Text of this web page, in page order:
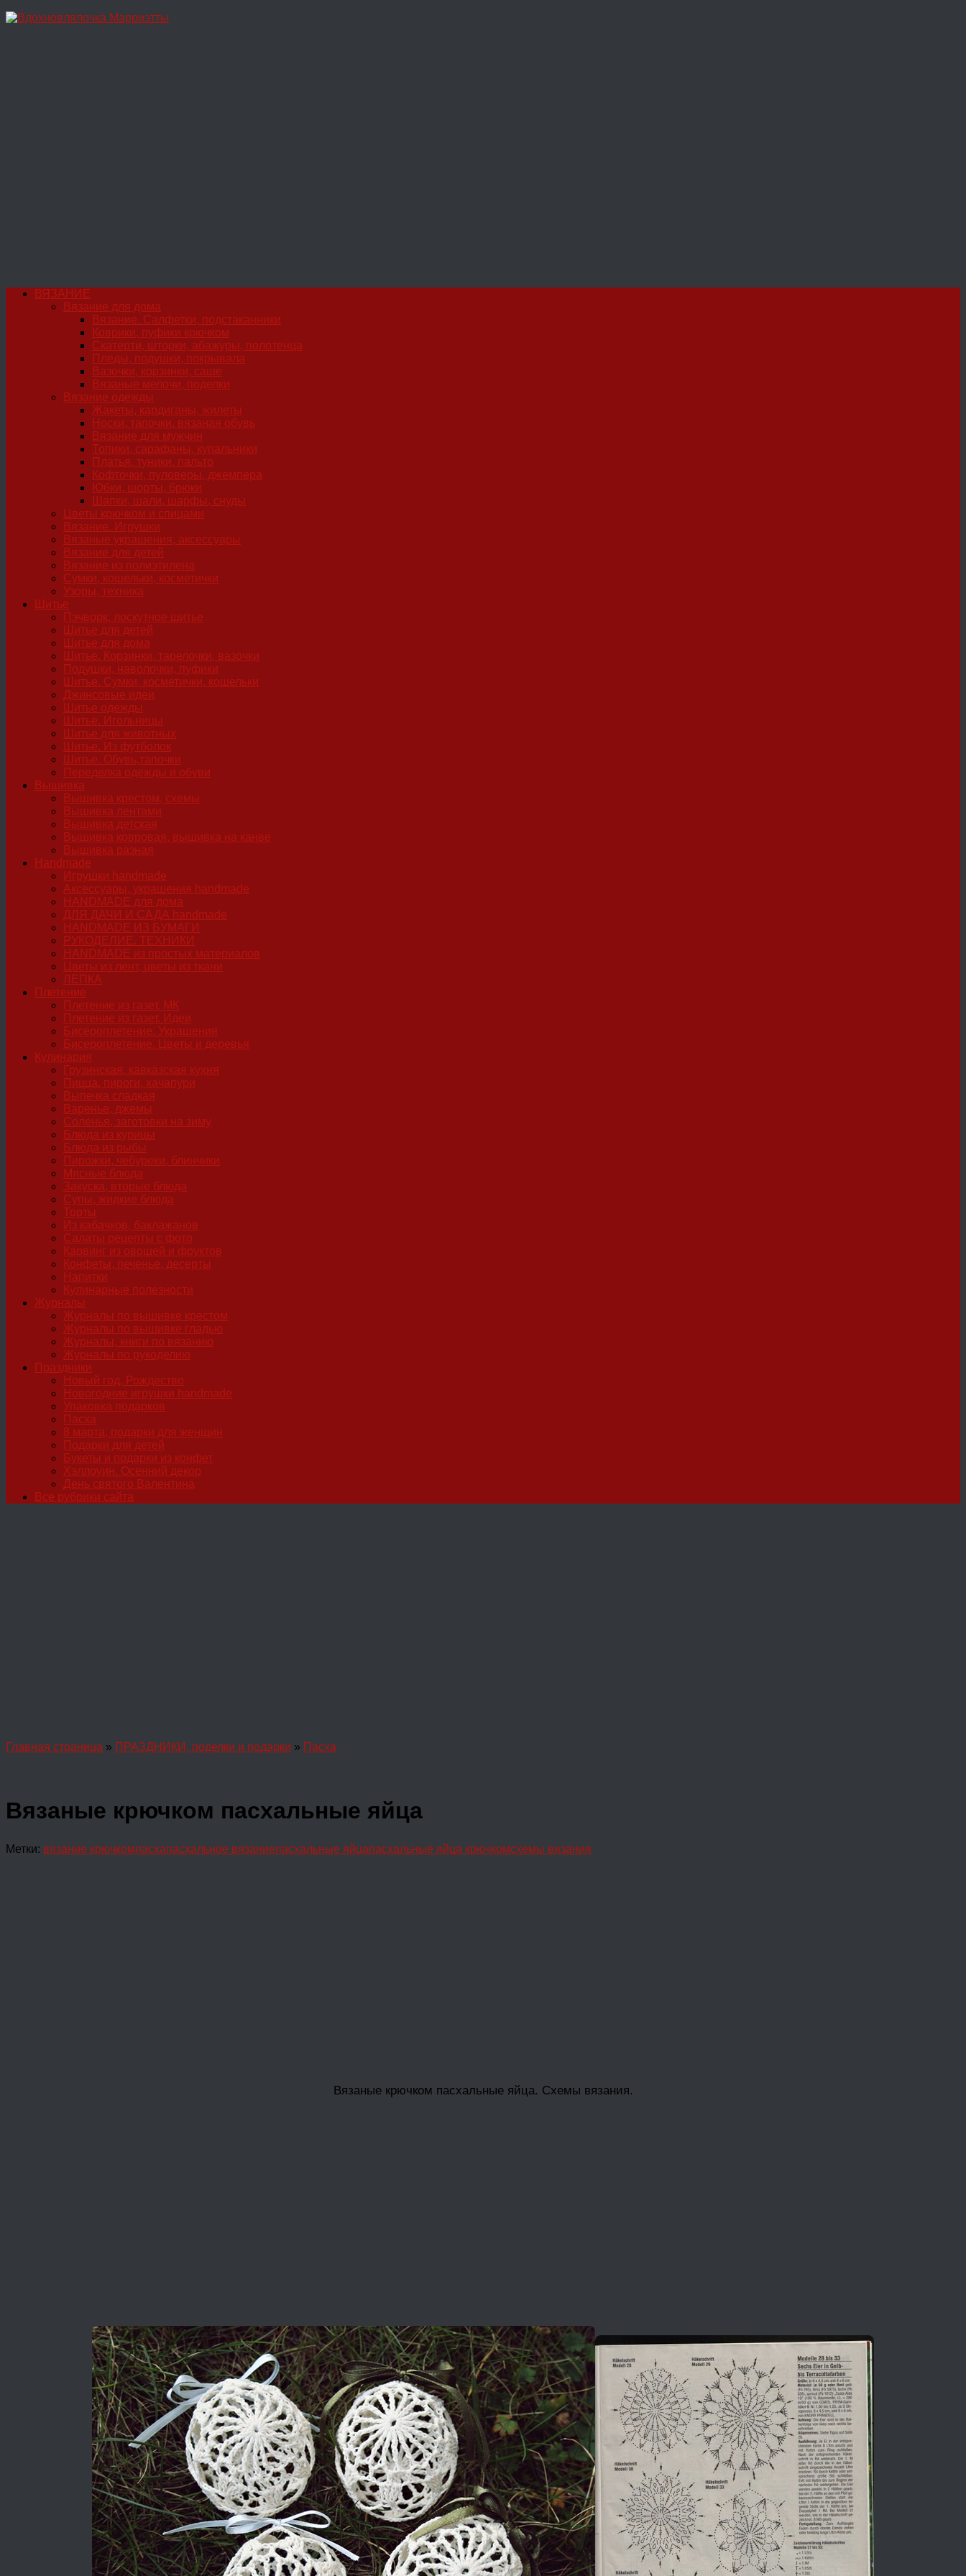
Перейти
ВЯЗАНИЕ
Вязание для дома
Вязание. Салфетки, подстаканники
Коврики, пуфики крючком
Скатерти, шторки, абажуры, полотенца
Пледы, подушки, покрывала
Вазочки, корзинки, саше
Вязаные мелочи, поделки
Вязание одежды
Жакеты, кардиганы, жилеты
Носки, тапочки, вязаная обувь
Вязание для мужчин
Топики, сарафаны, купальники
Платья, туники, пальто
Кофточки, пуловеры, джемпера
Юбки, шорты, брюки
Шапки, шали, шарфы, снуды
Цветы крючком и спицами
Вязание. Игрушки
Вязаные украшения, аксессуары
Вязание для детей
Вязание из полиэтилена
Сумки, кошельки, косметички
Узоры, техника
Шитье
Пэчворк, лоскутное шитье
Шитье для детей
Шитье для дома
Шитье. Корзинки, тарелочки, вазочки
Подушки, наволочки, пуфики
Шитье. Сумки, косметички, кошельки
Джинсовые идеи
Шитье одежды
Шитье. Игольницы
Шитье для животных
Шитье. Из футболок
Шитье. Обувь,тапочки
Переделка одежды и обуви
Вышивка
Вышивка крестом, схемы
Вышивка лентами
Вышивка детская
Вышивка ковровая, вышивка на канве
Вышивка разная
Handmade
Игрушки handmade
Аксессуары, украшения handmade
HANDMADE для дома
ДЛЯ ДАЧИ И САДА handmade
HANDMADE ИЗ БУМАГИ
РУКОДЕЛИЕ. ТЕХНИКИ
HANDMADE из простых материалов
Цветы из лент, цветы из ткани
ЛЕПКА
Плетение
Плетение из газет. МК
Плетение из газет. Идеи
Бисероплетение. Украшения
Бисероплетение. Цветы и деревья
Кулинария
Грузинская, кавказская кухня
Пицца, пироги, хачапури
Выпечка сладкая
Варенье, джемы
Соленья, заготовки на зиму
Блюда из курицы
Блюда из рыбы
Пирожки, чебуреки, блинчики
Мясные блюда
Закуска, вторые блюда
Супы, жидкие блюда
Торты
Из кабачков, баклажанов
Салаты рецепты с фото
Карвинг из овощей и фруктов
Конфеты, печенье, десерты
Напитки
Кулинарные полезности
Журналы
Журналы по вышивке крестом
Журналы по вышивке гладью
Журналы, книги по вязанию
Журналы по рукоделию
Праздники
Новый год, Рождество
Новогодние игрушки handmade
Упаковка подарков
Пасха
8 марта, подарки для женщин
Подарки для детей
Букеты и подарки из конфет
Хэллоуин. Осенний декор
День святого Валентина
Все рубрики сайта
Главная страница » ПРАЗДНИКИ, поделки и подарки » Пасха
Вязаные крючком пасхальные яйца
Метки: вязание крючкомпасхапасхальное вязаниепасхальные яйцапасхальные яйца крючкомсхемы вязания
Вязаные крючком пасхальные яйца. Схемы вязания.